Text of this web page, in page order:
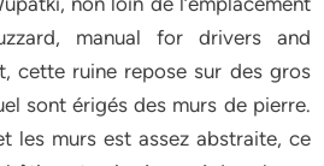
manual for drivers and
cette ruine repose sur des gros
sont érigés des murs de pierre.
les murs est assez abstraite, ce